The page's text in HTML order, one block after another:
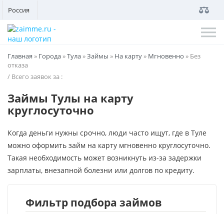
Россия
Главная » Города»Тула»Займы » На карту» Мгновенно » Без
отказа
/ Всего заявок за :
Займы Тулы на карту
круглосуточно
Когда деньги нужны срочно, люди часто ищут, где в Туле
можно оформить займ на карту мгновенно круглосуточно.
Такая необходимость может возникнуть из-за задержки
зарплаты, внезапной болезни или долгов по кредиту.
Фильтр подбора займов